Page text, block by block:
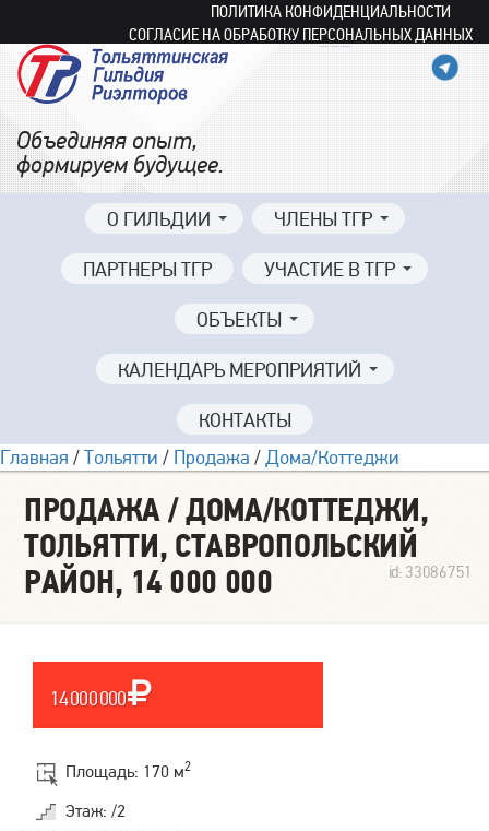
ПОЛИТИКА КОНФИДЕНЦИАЛЬНОСТИ
СОГЛАСИЕ НА ОБРАБОТКУ ПЕРСОНАЛЬНЫХ ДАННЫХ
Объединяя опыт,
формируем будущее.
О ГИЛЬДИИ ЧЛЕНЫ ТГР
ПАРТНЕРЫ ТГР УЧАСТИЕ В ТГР
ОБЪЕКТЫ
КАЛЕНДАРЬ МЕРОПРИЯТИЙ
КОНТАКТЫ
Главная /Тольятти / Продажа /Дома/Коттеджи
ПРОДАЖА / ДОМА/КОТТЕДЖИ,
ТОЛЬЯТТИ, СТАВРОПОЛЬСКИЙ
РАЙОН, 14 000 000
id: 33086751
14 000 000
Площадь: 170 м2
Этаж: /2